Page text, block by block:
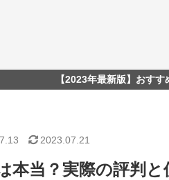
【2023年最新版】おす
本当？実際の評判
2023.07.21